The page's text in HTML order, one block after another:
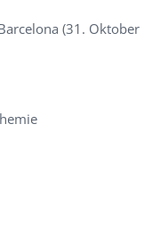
(31. Oktober